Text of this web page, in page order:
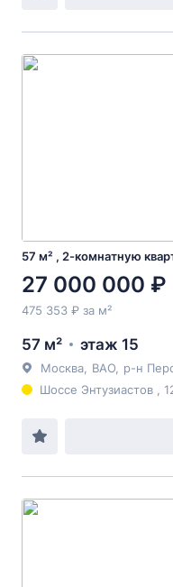
57 м² , 2-комнатную
27 000 000 ₽
475 353 ₽ за м²
57 м² этаж 15
Москва ВАО р-н
Шоссе Энтузиастов ,